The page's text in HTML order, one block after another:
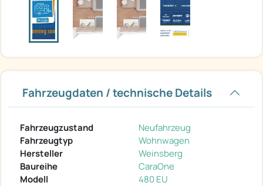
Fahrzeugdaten / technische Details
Fahrzeugzustand
Neufahrzeug
Fahrzeugtyp
Wohnwagen
Hersteller
Weinsberg
Baureihe
CaraOne
Modell
480 EU